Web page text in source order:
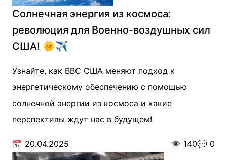
Солнечная энергия из космоса:
революция для Военно-воздушных сил
США! 🌞✈️
Узнайте, как ВВС США меняют подход к
энергетическому обеспечению с помощью
солнечной энергии из космоса и какие
перспективы ждут нас в будущем!
📅 20.04.2025 👁️ 140💬 0